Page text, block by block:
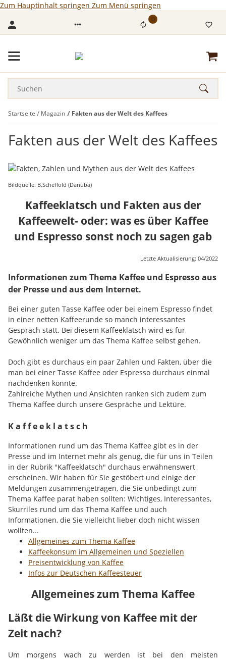
Zum Hauptinhalt springen Zum Menü springen
0
Startseite Magazin Fakten aus der Welt des Kaffees
Fakten aus der Welt des Kaffees
Bildquelle: B.Scheffold (Danuba)
Kaffeeklatsch und Fakten aus der
Kaffeewelt- oder: was es über Kaffee
und Espresso sonst noch zu sagen gab
Letzte Aktualisierung: 04/2022
Informationen zum Thema Kaffee und Espresso aus
der Presse und aus dem Internet.
Bei einer guten Tasse Kaffee oder bei einem Espresso findet
in einer netten Kaffeerunde so manch interessantes
Gespräch statt. Bei diesem Kaffeeklatsch wird es für
Gewöhnlich weniger um das Thema Kaffee selbst gehen.
Doch gibt es durchaus ein paar Zahlen und Fakten, über die
man bei einer Tasse Kaffee oder Espresso durchaus einmal
nachdenken könnte.
Zahlreiche Mythen und Ansichten ranken sich zudem zum
Thema Kaffee durch unsere Gespräche und Lektüre.
K a f f e e k l a t s c h
Informationen rund um das Thema Kaffee gibt es in der
Presse und im Internet mehr als genug, die für uns in Teilen
in der Rubrik "Kaffeeklatsch" durchaus erwähnenswert
erscheinen. Wir haben für Sie gestöbert und einige der
Meldungen zusammengetragen, die Sie unbedingt zum
Thema Kaffee parat haben sollten: Wichtiges, Interessantes,
Skurriles rund um das Thema Kaffee und auch
Informationen, die Sie vielleicht lieber doch nicht wissen
wollten...
Allgemeines zum Thema Kaffee
Kaffeekonsum im Allgemeinen und Speziellen
Preisentwicklung von Kaffee
Infos zur Deutschen Kaffeesteuer
Allgemeines zum Thema Kaffee
Läßt die Wirkung von Kaffee mit der
Zeit nach?
Um morgens wach zu werden ist bei den meisten